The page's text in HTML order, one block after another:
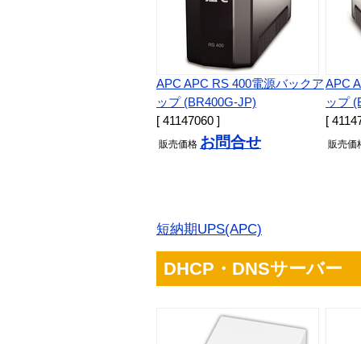
APC APC RS 400電源バックア
ップ (BR400G-JP)
[ 41147060 ]
販売価格 お問合せ
APC
ップ
[
販売価
短納期UPS(APC)
DHCP・DNSサーバー